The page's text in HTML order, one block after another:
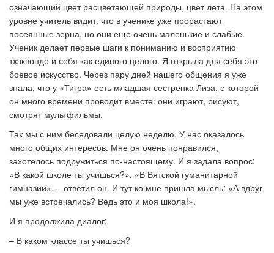
означающий цвет расцветающей природы, цвет лета. На этом
уровне учитель видит, что в ученике уже прорастают
посеянные зерна, но они еще очень маленькие и слабые.
Ученик делает первые шаги к пониманию и восприятию
тхэквондо и себя как единого целого. Я открыла для себя это
боевое искусство. Через пару дней нашего общения я уже
знала, что у «Тигра» есть младшая сестрёнка Лиза, с которой
он много времени проводит вместе: они играют, рисуют,
смотрят мультфильмы.
Так мы с ним беседовали целую неделю. У нас оказалось
много общих интересов. Мне он очень понравился,
захотелось подружиться по-настоящему. И я задала вопрос:
«В какой школе ты учишься?». «В Вятской гуманитарной
гимназии», – ответил он. И тут ко мне пришла мысль: «А вдруг
мы уже встречались? Ведь это и моя школа!».
И я продолжила диалог:
– В каком классе ты учишься?